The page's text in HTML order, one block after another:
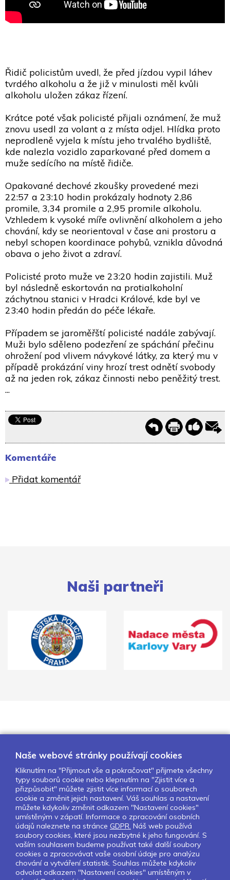
Řidič policistům uvedl, že před jízdou vypil láhev
tvrdého alkoholu a že již v minulosti měl kvůli
alkoholu uložen zákaz řízení.
Krátce poté však policisté přijali oznámení, že muž
znovu usedl za volant a z místa odjel. Hlídka proto
neprodleně vyjela k místu jeho trvalého bydliště,
kde nalezla vozidlo zaparkované před domem a
muže sedícího na místě řidiče.
Opakované dechové zkoušky provedené mezi
22:57 a 23:10 hodin prokázaly hodnoty 2,86
promile, 3,34 promile a 2,95 promile alkoholu.
Vzhledem k vysoké míře ovlivnění alkoholem a jeho
chování, kdy se neorientoval v čase ani prostoru a
nebyl schopen koordinace pohybů, vznikla důvodná
obava o jeho život a zdraví.
Policisté proto muže ve 23:20 hodin zajistili. Muž
byl následně eskortován na protialkoholní
záchytnou stanici v Hradci Králové, kde byl ve
23:40 hodin předán do péče lékaře.
Případem se jaroměřští policisté nadále zabývají.
Muži bylo sděleno podezření ze spáchání přečinu
ohrožení pod vlivem návykové látky, za který mu v
případě prokázání viny hrozí trest odnětí svobody
až na jeden rok, zákaz činnosti nebo peněžitý trest.
...
Komentáře
Přidat komentář
Naši partneři
O nás Naše projekty
Pro školy
Partneři
Kontakty
GDPR
Nastavení cookies
Sledujte nás:
Naše webové stránky používají cookies
Kliknutím na "Přijmout vše a pokračovat" přijmete všechny
typy souborů cookie nebo klepnutím na "Zjistit více a
přizpůsobit" můžete zjistit více informací o souborech
cookie a změnit jejich nastavení. Váš souhlas a nastavení
můžete kdykoliv změnit odkazem "Nastavení cookies"
umístěným v zápatí. Informace o zpracování osobních
údajů naleznete na stránce GDPR. Náš web používá
soubory cookies, které jsou nezbytné k jeho fungování. S
vaším souhlasem budeme používat také další soubory
cookies a zpracovávat vaše osobní údaje pro analýzu
chování a vytváření statistik. Souhlas můžete kdykoliv
odvolat odkazem "Nastavení cookies" umístěným v